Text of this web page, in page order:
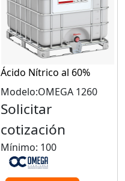
Ácido Nítrico al 60%
Modelo:OMEGA 1260
Solicitar
cotización
Mínimo: 100